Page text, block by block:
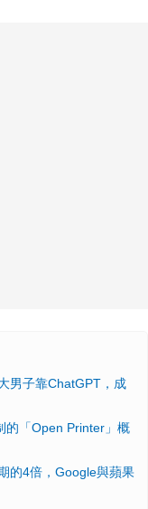
男子靠ChatGPT，成
的「Open Printer」概
的4倍，Google與蘋果